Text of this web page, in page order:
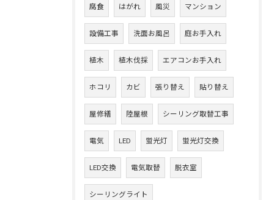
腐食 はがれ 風災 マンション
設備工事 洗面お風呂 庭お手入れ
植木 植木伐採 エアコンお手入れ
ホコリ カビ 張り替え 貼り替え
屋修繕 陸屋根 シーリング取替工事
電気 LED 蛍光灯 蛍光灯交換
LED交換 電気取替 脱衣室
シーリングライト